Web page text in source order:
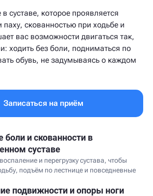
суставе, которое проявляется
скованностью при ходьбе и
вас возможности двигаться так,
ходить без боли, подниматься по
обувь, не задумываясь о каждом
Записаться на приём
и скованности в
суставе
и перегрузку сустава, чтобы
подъём по лестнице и повседневные
подвижности и опоры ноги